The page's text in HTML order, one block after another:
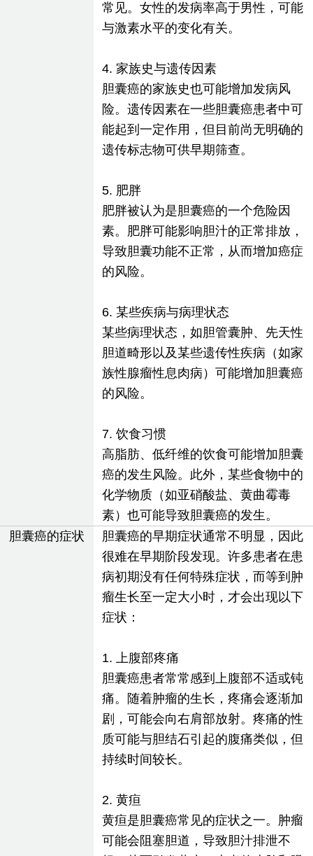
常见。女性的发病率高于男性，可能
与激素水平的变化有关。
4. 家族史与遗传因素
胆囊癌的家族史也可能增加发病风
险。遗传因素在一些胆囊癌患者中可
能起到一定作用，但目前尚无明确的
遗传标志物可供早期筛查。
5. 肥胖
肥胖被认为是胆囊癌的一个危险因
素。肥胖可能影响胆汁的正常排放，
导致胆囊功能不正常，从而增加癌症
的风险。
6. 某些疾病与病理状态
某些病理状态，如胆管囊肿、先天性
胆道畸形以及某些遗传性疾病（如家
族性腺瘤性息肉病）可能增加胆囊癌
的风险。
7. 饮食习惯
高脂肪、低纤维的饮食可能增加胆囊
癌的发生风险。此外，某些食物中的
化学物质（如亚硝酸盐、黄曲霉毒
素）也可能导致胆囊癌的发生。
胆囊癌的症状
胆囊癌的早期症状通常不明显，因此
很难在早期阶段发现。许多患者在患
病初期没有任何特殊症状，而等到肿
瘤生长至一定大小时，才会出现以下
症状：
1. 上腹部疼痛
胆囊癌患者常常感到上腹部不适或钝
痛。随着肿瘤的生长，疼痛会逐渐加
剧，可能会向右肩部放射。疼痛的性
质可能与胆结石引起的腹痛类似，但
持续时间较长。
2. 黄疸
黄疸是胆囊癌常见的症状之一。肿瘤
可能会阻塞胆道，导致胆汁排泄不